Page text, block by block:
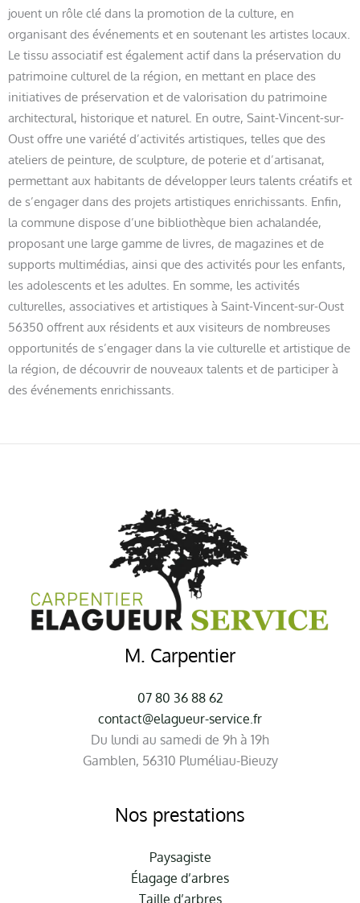
jouent un rôle clé dans la promotion de la culture, en
organisant des événements et en soutenant les artistes locaux.
Le tissu associatif est également actif dans la préservation du
patrimoine culturel de la région, en mettant en place des
initiatives de préservation et de valorisation du patrimoine
architectural, historique et naturel. En outre, Saint-Vincent-sur-
Oust offre une variété d’activités artistiques, telles que des
ateliers de peinture, de sculpture, de poterie et d’artisanat,
permettant aux habitants de développer leurs talents créatifs et
de s’engager dans des projets artistiques enrichissants. Enfin,
la commune dispose d’une bibliothèque bien achalandée,
proposant une large gamme de livres, de magazines et de
supports multimédias, ainsi que des activités pour les enfants,
les adolescents et les adultes. En somme, les activités
culturelles, associatives et artistiques à Saint-Vincent-sur-Oust
56350 offrent aux résidents et aux visiteurs de nombreuses
opportunités de s’engager dans la vie culturelle et artistique de
la région, de découvrir de nouveaux talents et de participer à
des événements enrichissants.
M. Carpentier
07 80 36 88 62
contact@elagueur-service.fr
Du lundi au samedi de 9h à 19h
Gamblen, 56310 Pluméliau-Bieuzy
Nos prestations
Paysagiste
Élagage d’arbres
Taille d’arbres